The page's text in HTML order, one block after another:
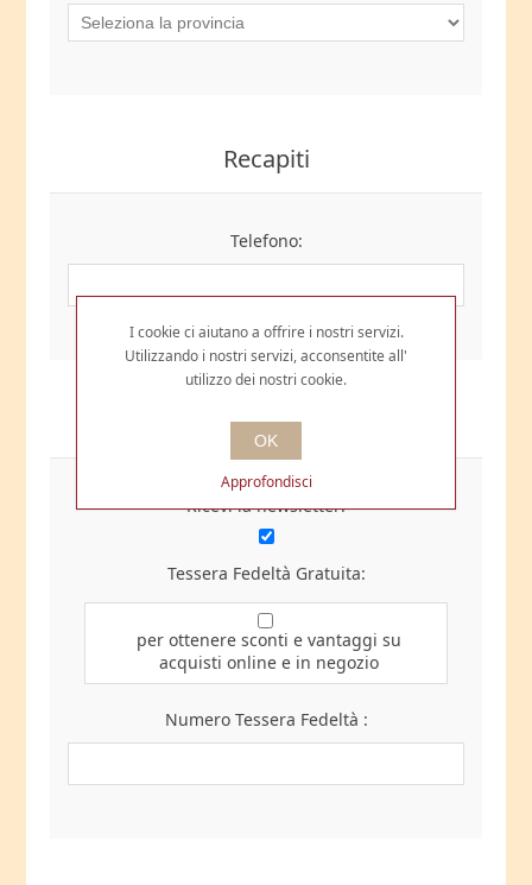
Recapiti
Telefono:
Opzioni
Ricevi la newsletter:
Tessera Fedeltà Gratuita:
per ottenere sconti e vantaggi su
acquisti online e in negozio
Numero Tessera Fedeltà :
I cookie ci aiutano a offrire i nostri servizi.
Utilizzando i nostri servizi, acconsentite all'
utilizzo dei nostri cookie.
OK
Approfondisci